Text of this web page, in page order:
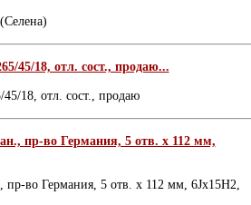
45/18, отл. сост., продаю...
18, отл. сост., продаю
пр-во Германия, 5 отв. х 112 мм,
во Германия, 5 отв. х 112 мм, 6Jх15Н2,